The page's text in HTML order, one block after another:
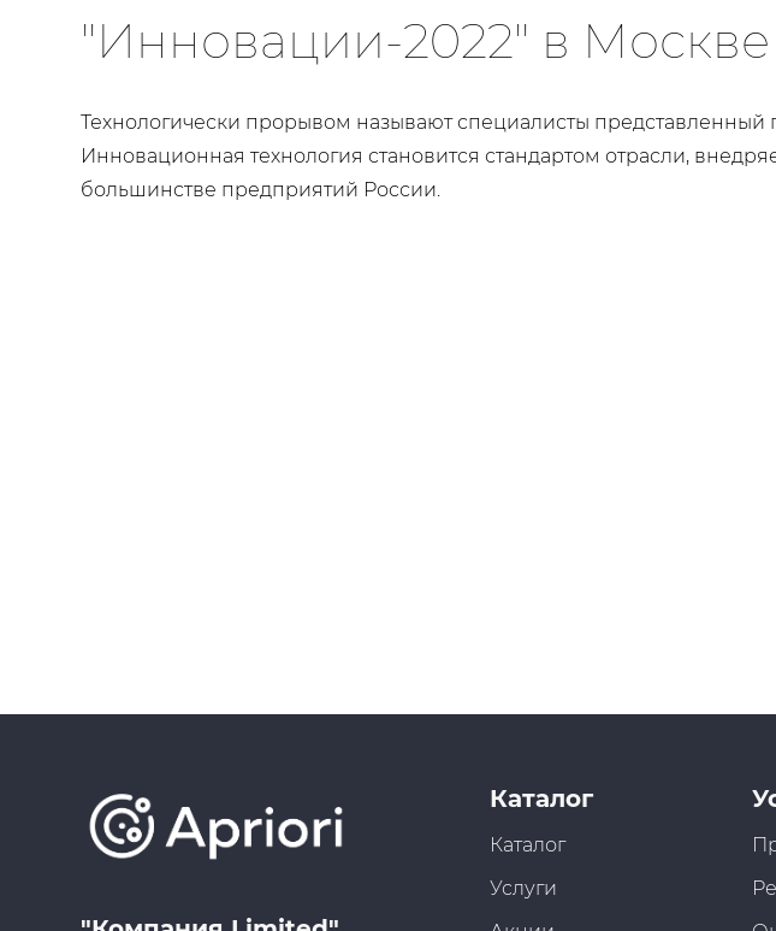
"Инновации-2022" в Москве
Технологически прорывом называют специалисты представленный
Инновационная технология становится стандартом отрасли,
большинстве предприятий России.
Каталог
Каталог
Услуги